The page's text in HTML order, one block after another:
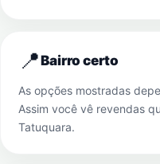
📍Bairro certo
As opções mostradas
Assim você vê revendas
Tatuquara.